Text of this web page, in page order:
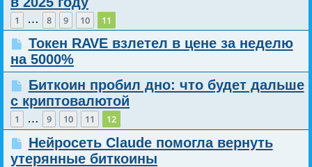
1 … 8 9 10 11
Токен RAVE взлетел в цене за неделю
на 5000%
Биткоин пробил дно: что будет дальше
с криптовалютой
1 … 9 10 11 12
Нейросеть Claude помогла вернуть
утерянные биткоины